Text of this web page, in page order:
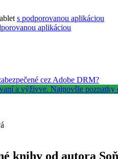
s podporovanou aplikáciou
aplikáciou
cez Adobe DRM?
knihy od autora